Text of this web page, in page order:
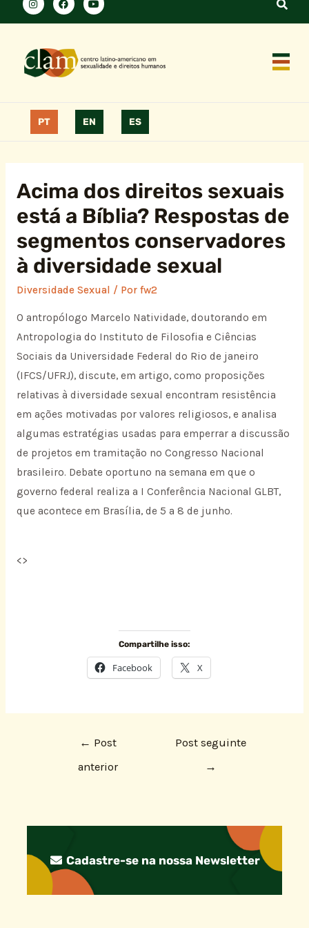
PT EN ES
Acima dos direitos sexuais
está a Bíblia? Respostas de
segmentos conservadores
à diversidade sexual
Diversidade Sexual / Por fw2
O antropólogo Marcelo Natividade, doutorando em
Antropologia do Instituto de Filosofia e Ciências
Sociais da Universidade Federal do Rio de janeiro
(IFCS/UFRJ), discute, em artigo, como proposições
relativas à diversidade sexual encontram resistência
em ações motivadas por valores religiosos, e analisa
algumas estratégias usadas para emperrar a discussão
de projetos em tramitação no Congresso Nacional
brasileiro. Debate oportuno na semana em que o
governo federal realiza a I Conferência Nacional GLBT,
que acontece em Brasília, de 5 a 8 de junho.
<>
Compartilhe isso:
Facebook X
← Post
anterior
Post seguinte
→
Cadastre-se na nossa Newsletter